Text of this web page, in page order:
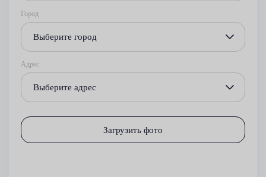
Город
Выберите город
Адрес
Выберите адрес
Загрузить фото